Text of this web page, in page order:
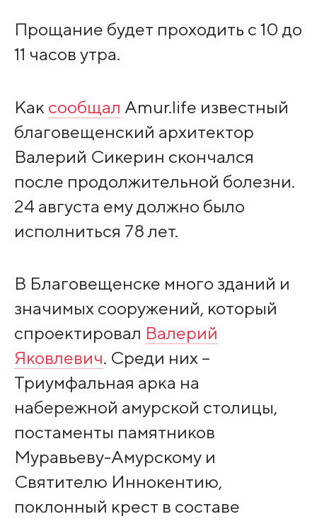
Прощание будет проходить с 10 до
11 часов утра.
Как сообщал Amur.life известный
благовещенский архитектор
Валерий Сикерин скончался
после продолжительной болезни.
24 августа ему должно было
исполниться 78 лет.
В Благовещенске много зданий и
значимых сооружений, который
спроектировал Валерий
Яковлевич. Среди них –
Триумфальная арка на
набережной амурской столицы,
постаменты памятников
Муравьеву-Амурскому и
Святителю Иннокентию,
поклонный крест в составе